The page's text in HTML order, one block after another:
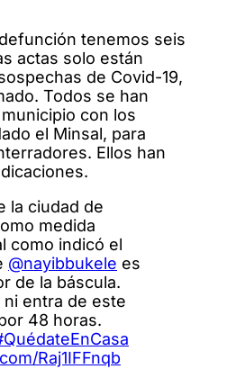
tenemos seis
actas solo están
de Covid-19,
Todos se han
con los
el Minsal, para
Ellos han
la ciudad de
medida
como indicó el
@nayibbukele es
de la báscula.
ni entra de este
48 horas.
Raj1IFFnqb